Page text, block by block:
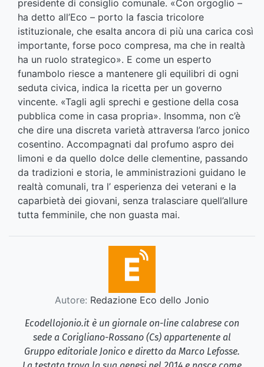
presidente di consiglio comunale. «Con orgoglio –
ha detto all’Eco – porto la fascia tricolore
istituzionale, che esalta ancora di più una carica così
importante, forse poco compresa, ma che in realtà
ha un ruolo strategico». E come un esperto
funambolo riesce a mantenere gli equilibri di ogni
seduta civica, indica la ricetta per un governo
vincente. «Tagli agli sprechi e gestione della cosa
pubblica come in casa propria». Insomma, non c’è
che dire una discreta varietà attraversa l’arco jonico
cosentino. Accompagnati dal profumo aspro dei
limoni e da quello dolce delle clementine, passando
da tradizioni e storia, le amministrazioni guidano le
realtà comunali, tra l’ esperienza dei veterani e la
caparbietà dei giovani, senza tralasciare quell’allure
tutta femminile, che non guasta mai.
Autore: Redazione Eco dello Jonio
Ecodellojonio.it è un giornale on-line calabrese con
sede a Corigliano-Rossano (Cs) appartenente al
Gruppo editoriale Jonico e diretto da Marco Lefosse.